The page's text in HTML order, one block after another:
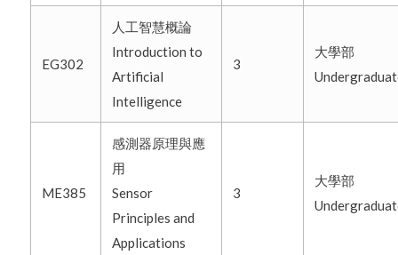
EG302
人工智慧概論
Introduction to
Artificial
Intelligence
3
大學部
ME385
感測器原理與應
用
Sensor
Principles and
Applications
3
大學部